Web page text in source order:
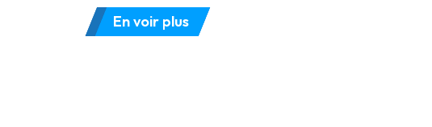
En voir plus